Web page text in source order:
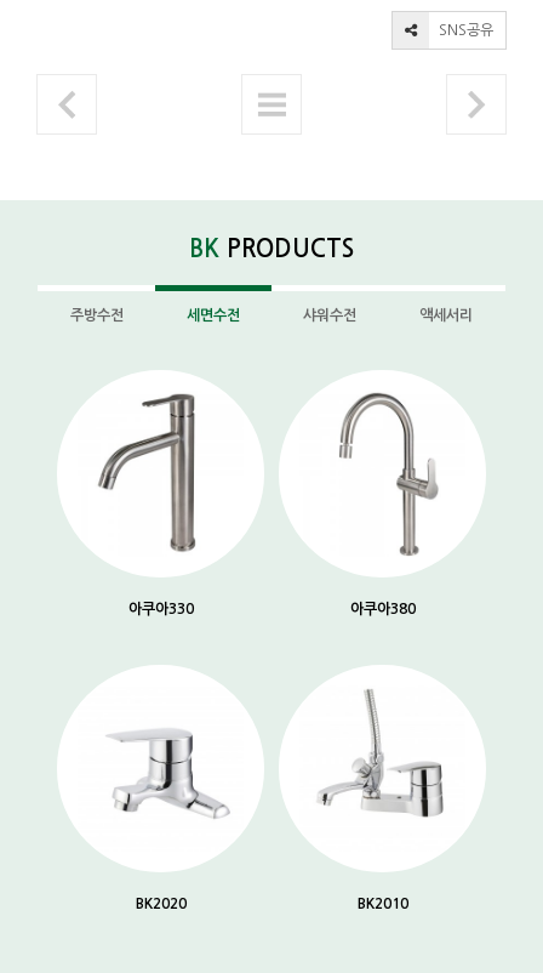
SNS공유
BK PRODUCTS
주방수전 세면수전 샤워수전 액세서리
아쿠아330 아쿠아380
BK2020 BK2010